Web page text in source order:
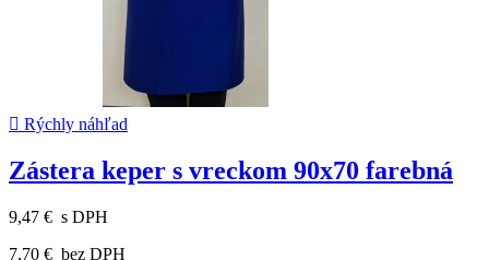
 Rýchly náhľad
Zástera keper s vreckom 90x70 farebná
9,47 € s DPH
7,70 € bez DPH